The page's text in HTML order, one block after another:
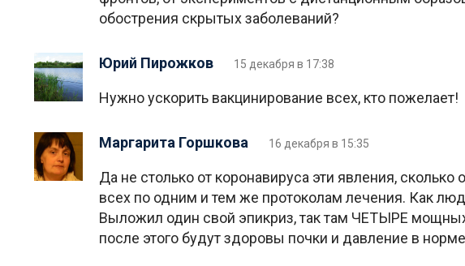
обострения скрытых заболеваний?
Юрий Пирожков 15 декабря в 17:38
Нужно ускорить вакцинирование всех, кто пожелает!
Маргарита Горшкова 16 декабря в 15:35
Да не столько от коронавируса эти явления,
всех по одним и тем же протоколам лечения. Как
Выложил один свой эпикриз, так там ЧЕТЫРЕ
после этого будут здоровы почки и давление в